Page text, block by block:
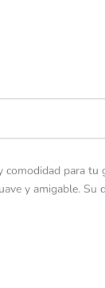
para
y amigable.